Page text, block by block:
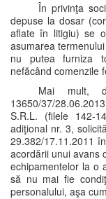
În privinţa
depuse la dosar
aflate în litigiu) se
asumarea
nu putea furniza
nefăcând comenzile
Mai mult,
13650/37/
S.R.L. (filele 142-
adiţional nr. 3,
29.382/17.11.2011
acordării unui avans
echipamentelor la o
să nu mai fie
personalului, aşa